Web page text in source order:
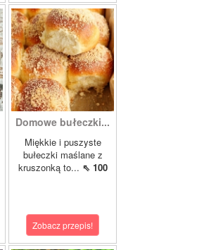
Domowe bułeczki...
Miękkie i puszyste
bułeczki maślane z
kruszonką to... ⇖ 100
Zobacz przepis!